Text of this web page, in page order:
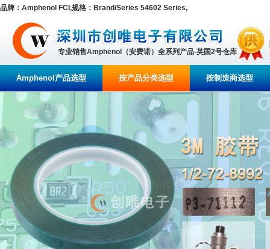
品牌：Amphenol FCI,规格：Brand/Series 54602 Series,
专业销售Amphenol（安费诺）全系列产品-英国2号仓库
Amphenol产品选型 按产品分类选型 按制造商选型